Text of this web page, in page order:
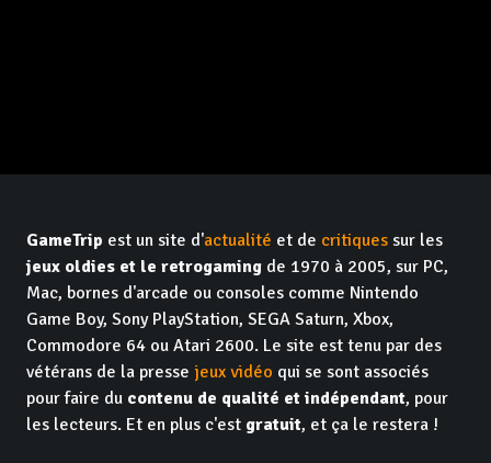
GameTrip est un site d'actualité et de critiques sur les
jeux oldies et le retrogaming de 1970 à 2005, sur PC,
Mac, bornes d'arcade ou consoles comme Nintendo
Game Boy, Sony PlayStation, SEGA Saturn, Xbox,
Commodore 64 ou Atari 2600. Le site est tenu par des
vétérans de la presse jeux vidéo qui se sont associés
pour faire du contenu de qualité et indépendant, pour
les lecteurs. Et en plus c'est gratuit, et ça le restera !